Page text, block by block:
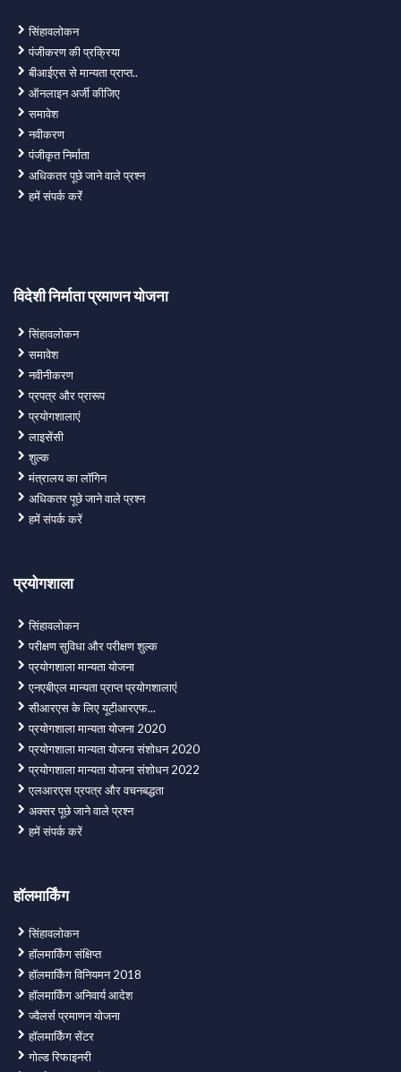
सिंहावलोकन
पंजीकरण की प्रक्रिया
बीआईएस से मान्यता प्राप्त..
ऑनलाइन अर्जी कीजिए
समावेश
नवीकरण
पंजीकृत निर्माता
अधिकतर पूछे जाने वाले प्रश्न
हमें संपर्क करेंं
विदेशी निर्माता प्रमाणन योजना
सिंहावलोकन
समावेश
नवीनीकरण
प्रपत्र और प्रारूप
प्रयोगशालाएं
लाइसेंसी
शुल्क
मंत्रालय का लॉगिन
अधिकतर पूछे जाने वाले प्रश्न
हमें संपर्क करें
प्रयोगशाला
सिंहावलोकन
परीक्षण सुविधा और परीक्षण शुल्क
प्रयोगशाला मान्यता योजना
एनएबीएल मान्यता प्राप्त प्रयोगशालाएं
सीआरएस के लिए यूटीआरएफ...
प्रयोगशाला मान्यता योजना 2020
प्रयोगशाला मान्यता योजना संशोधन 2020
प्रयोगशाला मान्यता योजना संशोधन 2022
एलआरएस प्रपत्र और वचनबद्धता
अक्‍सर पूछे जाने वाले प्रश्न
हमें संपर्क करें
हॉलमार्किंग
सिंहावलोकन
हॉलमार्किंग संक्षिप्त
हॉलमार्किंग विनियमन 2018
हॉलमार्किंग अनिवार्य आदेश
ज्वैलर्स प्रमाणन योजना
हॉलमार्किंग सेंटर
गोल्ड रिफाइनरी